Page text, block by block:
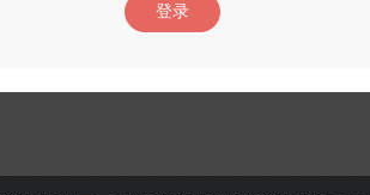
登录